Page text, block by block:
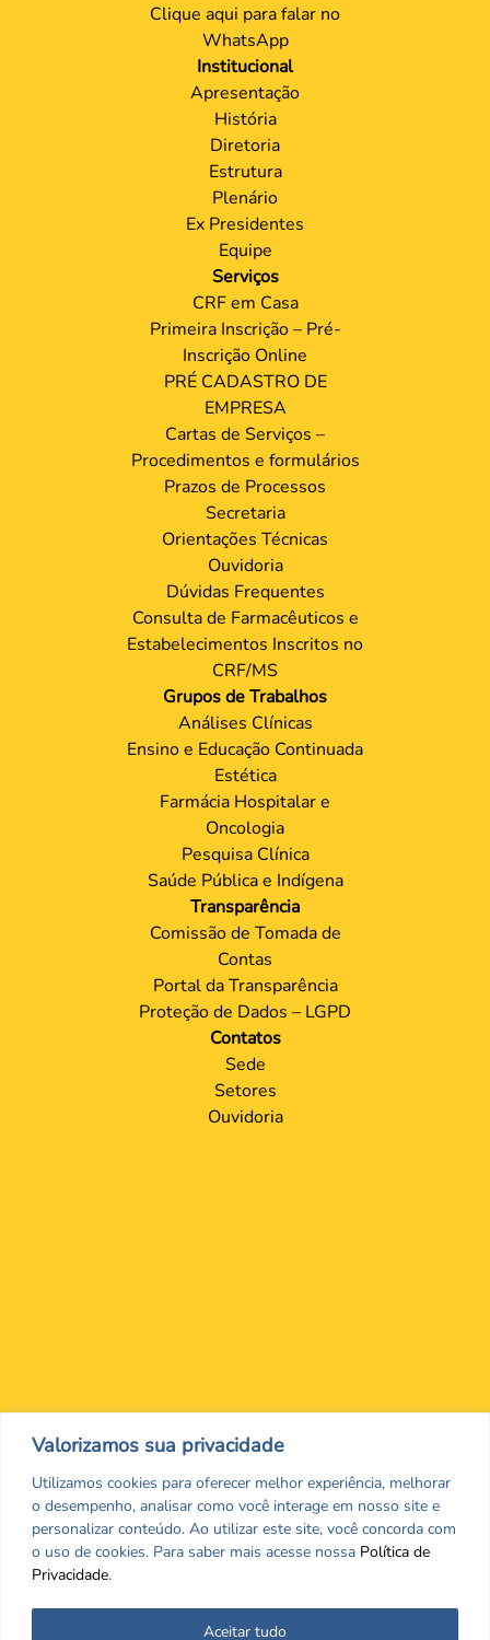
Valorizamos sua privacidade
Utilizamos cookies para oferecer melhor experiência, melhorar
o desempenho, analisar como você interage em nosso site e
personalizar conteúdo. Ao utilizar este site, você concorda com
o uso de cookies. Para saber mais acesse nossa Política de
Privacidade.
Aceitar tudo
Clique aqui para falar no
WhatsApp
Institucional
Apresentação
História
Diretoria
Estrutura
Plenário
Ex Presidentes
Equipe
Serviços
CRF em Casa
Primeira Inscrição – Pré-
Inscrição Online
PRÉ CADASTRO DE
EMPRESA
Cartas de Serviços –
Procedimentos e formulários
Prazos de Processos
Secretaria
Orientações Técnicas
Ouvidoria
Dúvidas Frequentes
Consulta de Farmacêuticos e
Estabelecimentos Inscritos no
CRF/MS
Grupos de Trabalhos
Análises Clínicas
Ensino e Educação Continuada
Estética
Farmácia Hospitalar e
Oncologia
Pesquisa Clínica
Saúde Pública e Indígena
Transparência
Comissão de Tomada de
Contas
Portal da Transparência
Proteção de Dados – LGPD
Contatos
Sede
Setores
Ouvidoria